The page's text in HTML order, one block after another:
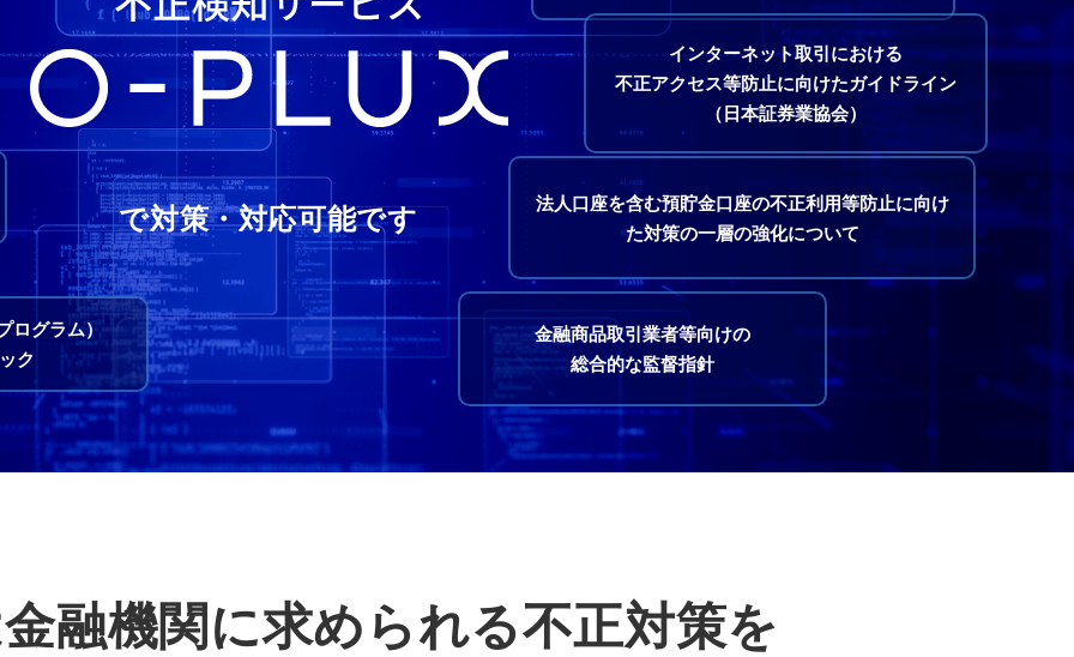
ログラム）
ク
で対策・対応可能です
インターネット取引における
不正アクセス等防止に向けたガイドライン
（日本証券業協会）
法人口座を含む預貯金口座の不正利用等防止に向け
た対策の一層の強化について
金融商品取引業者等向けの
総合的な監督指針
融機関に求められる不正対策を